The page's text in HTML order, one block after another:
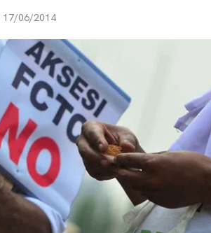
17/06/2014